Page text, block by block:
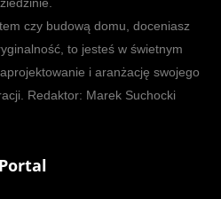
czy budową domu, doceniasz
to jesteś w świetnym
i aranżację swojego
Redaktor: Marek Suchocki
Portal